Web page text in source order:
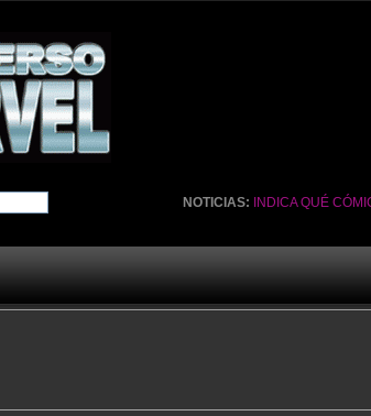
NOTICIAS: INDICA QUÉ